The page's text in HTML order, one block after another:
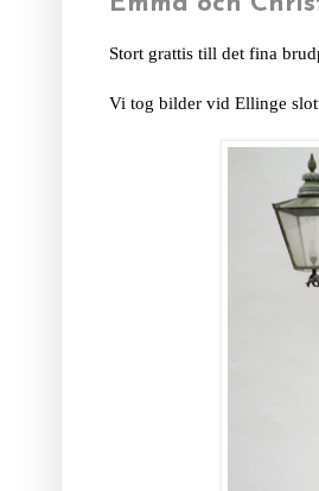
Stort grattis till det fina
Vi tog bilder vid Ellinge